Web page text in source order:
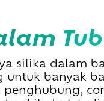
silika dalam
untuk banyak